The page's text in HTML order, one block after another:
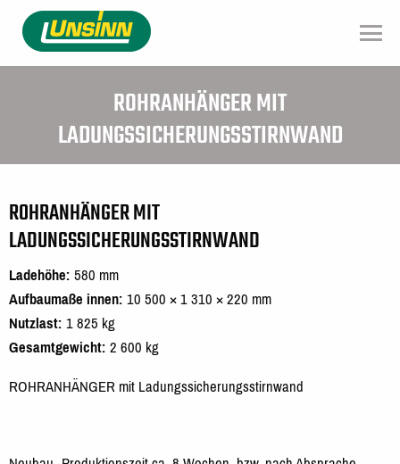
Direkt
zum
Inhalt
ROHRANHÄNGER MIT
LADUNGSSICHERUNGSSTIRNWAND
ROHRANHÄNGER MIT
LADUNGSSICHERUNGSSTIRNWAND
Ladehöhe 580 mm
Aufbaumaße innen 10 500 × 1 310 × 220 mm
Nutzlast 1 825 kg
Gesamtgewicht 2 600 kg
ROHRANHÄNGER mit Ladungssicherungsstirnwand